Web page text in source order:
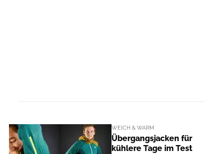
WEICH & WARM
Übergangsjacken für
kühlere Tage im Test